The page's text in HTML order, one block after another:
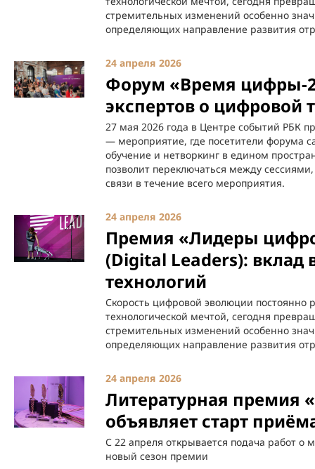
стремительных изменений особенно
определяющих направление развития
24 апреля 2026
Форум «Время цифры-
экспертов о цифровой
27 мая 2026 года в Центре событий РБК
— мероприятие, где посетители форума
обучение и нетворкинг в едином
позволит переключаться между
связи в течение всего мероприятия.
24 апреля 2026
Премия «Лидеры
(Digital Leaders): вклад
технологий
Скорость цифровой эволюции постоянно
технологической мечтой, сегодня
стремительных изменений особенно
определяющих направление развития
24 апреля 2026
Литературная премия
объявляет старт
С 22 апреля открывается подача работ
новый сезон премии